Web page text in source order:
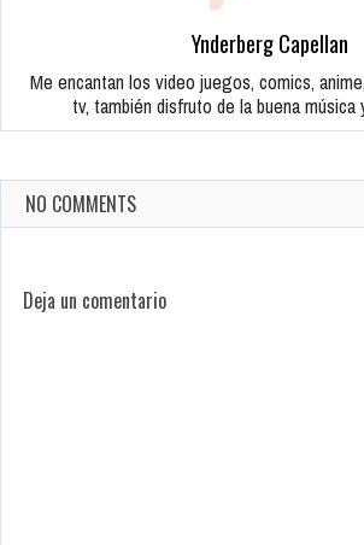
Ynderberg Capellan
Me encantan los video juegos, comics,
tv, también disfruto de la buena música
NO COMMENTS
Deja un comentario